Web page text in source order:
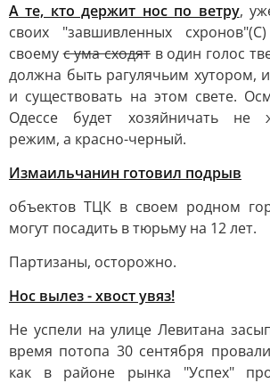
А те, кто держит нос по ветру,
своих "завшивленных
своемус ума сходят в один голос
должна быть рагулячьим хутором,
и существовать на этом свете.
Одессе будет хозяйничать не
режим, а красно-черный.
Измаильчанин готовил подрыв
объектов ТЦК в своем родном
могут посадить в тюрьму на 12 лет.
Партизаны, осторожно.
Нос вылез - хвост увяз!
Не успели на улице Левитана
время потопа 30 сентября
как в районе рынка "Успех"